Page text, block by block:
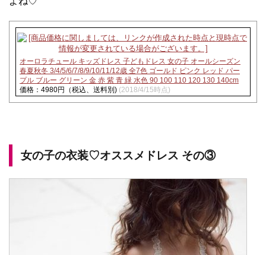
オーロラチュール キッズドレス 子どもドレス 女の子 オールシーズン
春夏秋冬 3/4/5/6/7/8/9/10/11/12歳 全7色 ゴールド ピンク レッド パー
プル ブルー グリーン 金 赤 紫 青 緑 水色 90 100 110 120 130 140cm
価格：4980円（税込、送料別) (2018/4/15時点)
女の子の衣装♡オススメドレス その③